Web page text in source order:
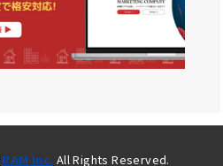
RAM Inc. All Rights Reserved.